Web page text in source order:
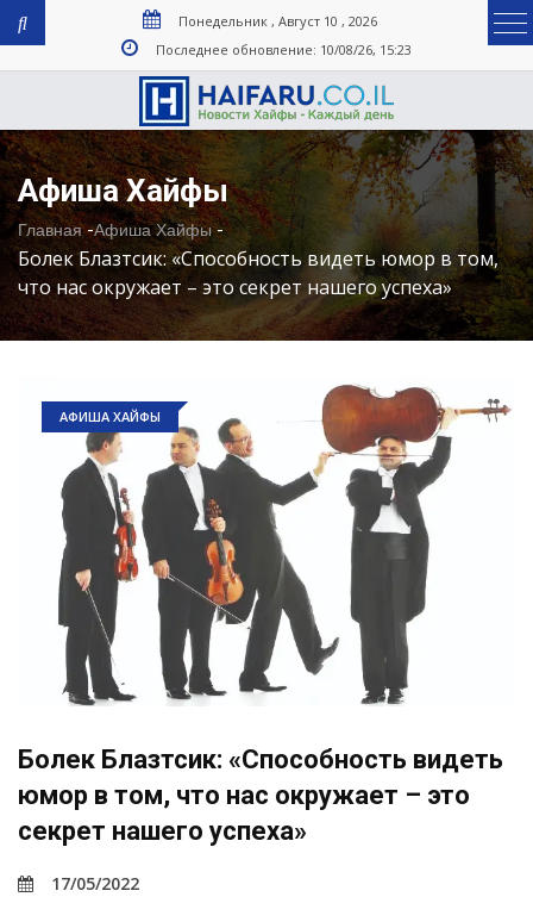
Понедельник , Август 10 , 2026
Последнее обновление: 10/08/26, 15:23
Афиша Хайфы
Главная-Афиша Хайфы-
Болек Блазтсик: «Способность видеть юмор в том,
что нас окружает – это секрет нашего успеха»
АФИША ХАЙФЫ
Болек Блазтсик: «Способность видеть
юмор в том, что нас окружает – это
секрет нашего успеха»
17/05/2022